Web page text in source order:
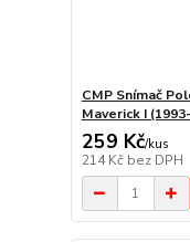
CMP Snímač
Maverick I
259 Kč/kus
214 Kč bez DPH